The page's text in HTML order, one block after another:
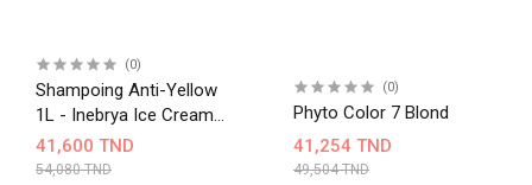
(0)
Shampoing Anti-Yellow
1L - Inebrya Ice Cream
No Yellow
41,600 TND
54,080 TND
(0)
Phyto Color 7 Blond
41,254 TND
49,504 TND